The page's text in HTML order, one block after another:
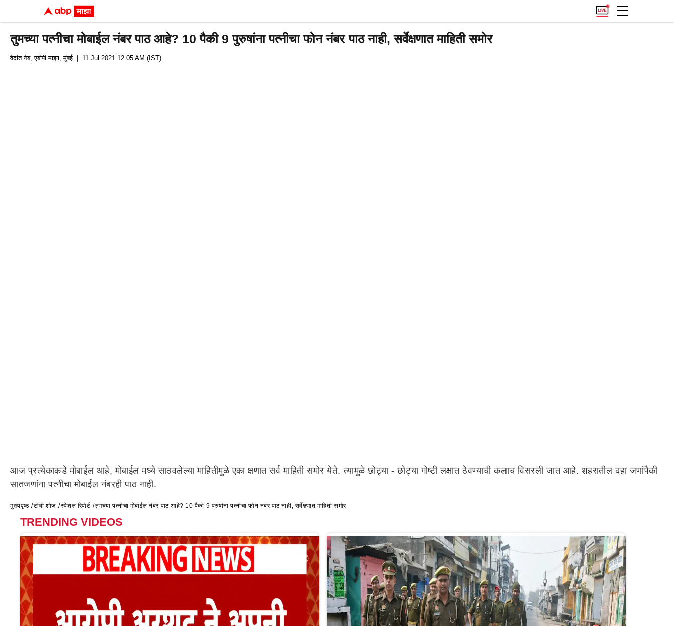
तुमच्या पत्नीचा मोबाईल नंबर पाठ आहे? 10 पैकी 9 पुरुषांना पत्नीचा फोन नंबर पाठ नाही, सर्वेक्षणात माहिती समोर
वेदांत नेब, एबीपी माझा, मुंबई| 11 Jul 2021 12:05 AM (IST)
आज प्रत्येकाकडे मोबाईल आहे, मोबाईल मध्ये साठवलेल्या माहितीमुळे एका क्षणात सर्व माहिती समोर येते. त्यामुळे छोट्या - छोट्या गोष्टी लक्षात ठेवण्याची कलाच विसरली जात आहे. शहरातील दहा जणांपैकी
सातजणांना पत्नीचा मोबाईल नंबरही पाठ नाही.
मुख्यपृष्ठ टीवी शोज स्पेशल रिपोर्ट तुमच्या पत्नीचा मोबाईल नंबर पाठ आहे? 10 पैकी 9 पुरुषांना पत्नीचा फोन नंबर पाठ नाही, सर्वेक्षणात माहिती समोर
TRENDING VIDEOS